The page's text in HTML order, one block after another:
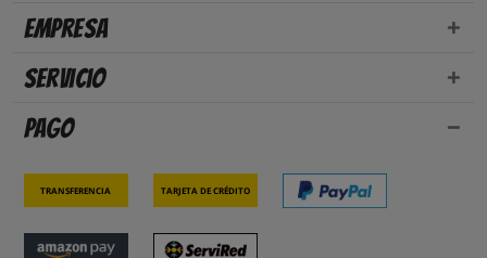
Empresa
Servicio
Pago
Transferencia Tarjeta de crédito